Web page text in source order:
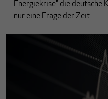
Energiekrise" die deutsche
nur eine Frage der Zeit.